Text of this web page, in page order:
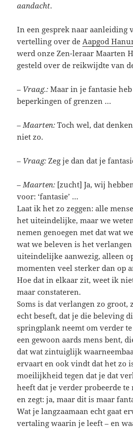
aandacht.
In een gesprek naar aanleiding
vertelling over deAapgod
werd onze Zen-leraar Maarten
gesteld over de reikwijdte van
– Vraag.: Maar in je fantasie
beperkingen of grenzen …
– Maarten: Toch wel, dat
niet zo.
– Vraag: Zeg je dan dat je
– Maarten: [zucht] Ja, wij
voor: ‘fantasie’ …
Laat ik het zo zeggen: alle
het uiteindelijke, maar we
nemen genoegen met dat wat
wat we beleven is het
uiteindelijke aanwezig, alleen
momenten veel sterker dan op
Hoe dat in elkaar zit, weet ik
maar constateren.
Soms is dat verlangen zo groot,
echt beseft, dat je die beleving
springplank neemt om verder
een gewoon aards mens bent,
dat wat zintuiglijk
ervaart en ook vindt dat het zo
moeilijkheid tegen dat je dat
heeft dat je verder probeerde
en zegt: ja, maar dit is maar
Wat je langzaamaan echt gaat
vertaling waarin je leeft – en